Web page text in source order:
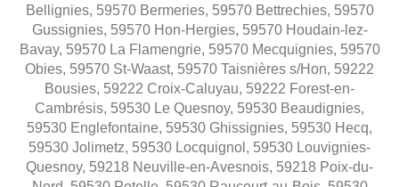
Bellignies, 59570 Bermeries, 59570 Bettrechies, 59570
Gussignies, 59570 Hon-Hergies, 59570 Houdain-lez-
Bavay, 59570 La Flamengrie, 59570 Mecquignies, 59570
Obies, 59570 St-Waast, 59570 Taisnières s/Hon, 59222
Bousies, 59222 Croix-Caluyau, 59222 Forest-en-
Cambrésis, 59530 Le Quesnoy, 59530 Beaudignies,
59530 Englefontaine, 59530 Ghissignies, 59530 Hecq,
59530 Jolimetz, 59530 Locquignol, 59530 Louvignies-
Quesnoy, 59218 Neuville-en-Avesnois, 59218 Poix-du-